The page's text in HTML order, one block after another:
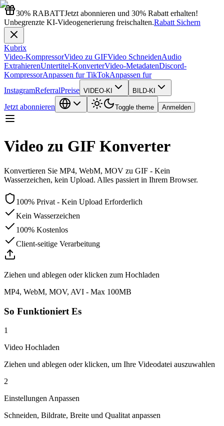
30% RABATTJetzt abonnieren und 30% Rabatt erhalten!
Unbegrenzte KI-Videogenerierung freischalten.Rabatt Sichern
Kubrix
Video-KompressorVideo zu GIFVideo SchneidenAudio
ExtrahierenUntertitel-KonverterVideo-MetadatenDiscord-
KompressorAnpassen fur TikTokAnpassen fur
InstagramReferralPreise VIDEO-KI BILD-KI
Jetzt abonnieren Toggle theme Anmelden
Video zu GIF Konverter
Konvertieren Sie MP4, WebM, MOV zu GIF - Kein
Wasserzeichen, kein Upload. Alles passiert in Ihrem Browser.
100% Privat - Kein Upload Erforderlich
Kein Wasserzeichen
100% Kostenlos
Client-seitige Verarbeitung
Ziehen und ablegen oder klicken zum Hochladen
MP4, WebM, MOV, AVI - Max 100MB
So Funktioniert Es
1
Video Hochladen
Ziehen und ablegen oder klicken, um Ihre Videodatei auszuwahlen
2
Einstellungen Anpassen
Schneiden, Bildrate, Breite und Qualitat anpassen